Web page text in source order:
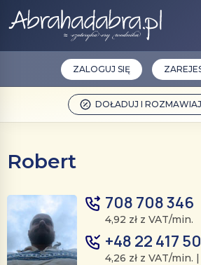
DOŁADUJ I
ZALOGUJ SIĘ
Robert
708 708 346
4,92 zł z VAT/min.
+48 22 417
4,26 zł z VAT/min.